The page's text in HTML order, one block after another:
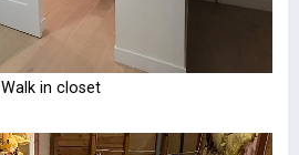
Walk in closet